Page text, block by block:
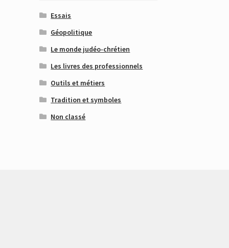
Essais
Géopolitique
Le monde judéo-chrétien
Les livres des professionnels
Outils et métiers
Tradition et symboles
Non classé